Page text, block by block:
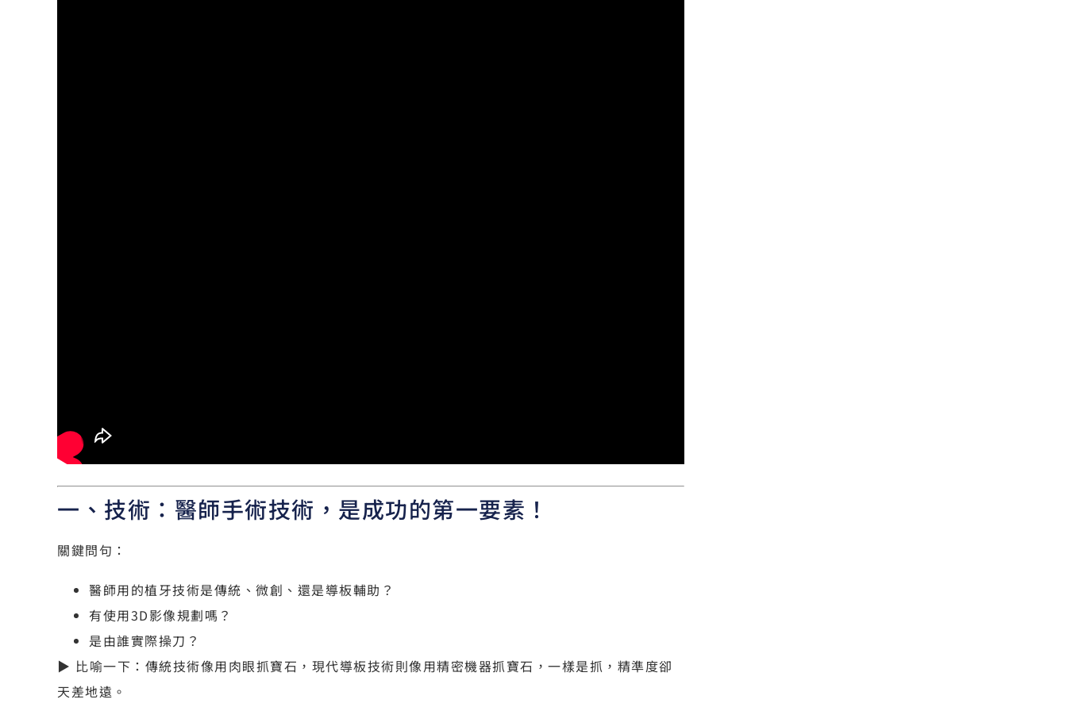
一、技術：醫師手術技術，是成功的第一要素！
關鍵問句：
醫師用的植牙技術是傳統、微創、還是導板輔助？
有使用3D影像規劃嗎？
是由誰實際操刀？
▶ 比喻一下：傳統技術像用肉眼抓寶石，現代導板技術則像用精密機器抓寶石，一樣是抓，精準度卻
天差地遠。